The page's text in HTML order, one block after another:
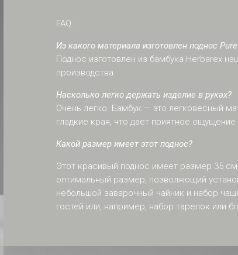
FAQ:
Из какого материала изготовлен поднос
Поднос изготовлен из бамбука Herbarex
производства.
Насколько легко держать изделие в руках?
Очень легко. Бамбук — это легковесный
гладкие края, что дает приятное
Какой размер имеет этот поднос?
Этот красивый поднос имеет размер 35
оптимальный размер, позволяющий
небольшой заварочный чайник и набор
гостей или, например, набор тарелок или